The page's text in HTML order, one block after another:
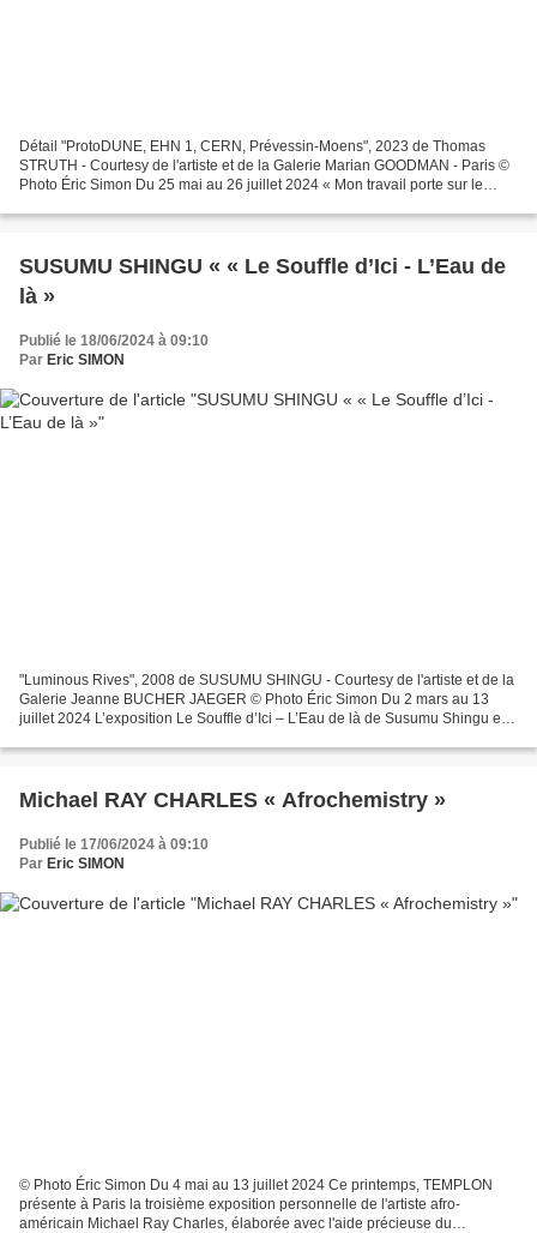
Détail "ProtoDUNE, EHN 1, CERN, Prévessin-Moens", 2023 de Thomas
STRUTH - Courtesy de l'artiste et de la Galerie Marian GOODMAN - Paris ©
Photo Éric Simon Du 25 mai au 26 juillet 2024 « Mon travail porte sur le
SUSUMU SHINGU « « Le Souffle d’Ici - L’Eau de
là »
Publié le 18/06/2024 à 09:10
Par Eric SIMON
"Luminous Rives", 2008 de SUSUMU SHINGU - Courtesy de l'artiste et de la
Galerie Jeanne BUCHER JAEGER © Photo Éric Simon Du 2 mars au 13
juillet 2024 L’exposition Le Souffle d’Ici – L’Eau de là de Susumu Shingu est
Michael RAY CHARLES « Afrochemistry »
Publié le 17/06/2024 à 09:10
Par Eric SIMON
© Photo Éric Simon Du 4 mai au 13 juillet 2024 Ce printemps, TEMPLON
présente à Paris la troisième exposition personnelle de l'artiste afro-
américain Michael Ray Charles, élaborée avec l'aide précieuse du